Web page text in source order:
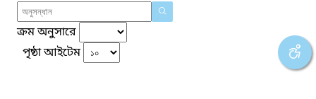
ক্রম অনুসারে
পৃষ্ঠা আইটেম